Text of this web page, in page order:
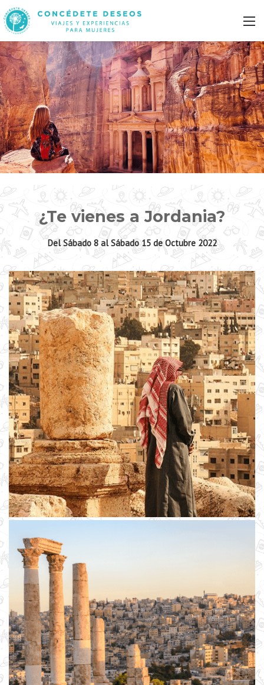
¿Te vienes a Jordania?
Del Sábado 8 al Sábado 15 de Octubre 2022